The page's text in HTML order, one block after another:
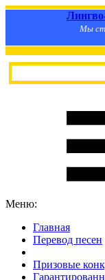
Мы
Меню:
Главная
Перевод песен
Призовые